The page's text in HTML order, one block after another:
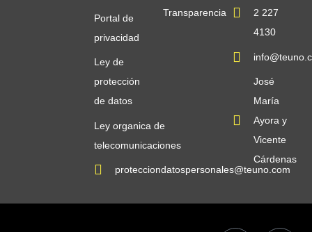
Portal de
privacidad
Ley de
protección
de datos
Ley organica de
telecomunicaciones
protecciondatospersonales@teuno.com
Transparencia
2 227
4130
José
María
Ayora y
Vicente
Cárdenas